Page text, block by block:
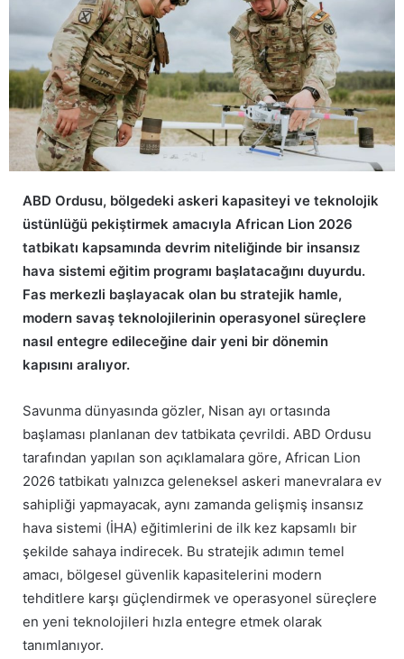
ABD Ordusu, bölgedeki askeri kapasiteyi ve teknolojik
üstünlüğü pekiştirmek amacıyla African Lion 2026
tatbikatı kapsamında devrim niteliğinde bir insansız
hava sistemi eğitim programı başlatacağını duyurdu.
Fas merkezli başlayacak olan bu stratejik hamle,
modern savaş teknolojilerinin operasyonel süreçlere
nasıl entegre edileceğine dair yeni bir dönemin
kapısını aralıyor.
Savunma dünyasında gözler, Nisan ayı ortasında
başlaması planlanan dev tatbikata çevrildi. ABD Ordusu
tarafından yapılan son açıklamalara göre, African Lion
2026 tatbikatı yalnızca geleneksel askeri manevralara ev
sahipliği yapmayacak, aynı zamanda gelişmiş insansız
hava sistemi (İHA) eğitimlerini de ilk kez kapsamlı bir
şekilde sahaya indirecek. Bu stratejik adımın temel
amacı, bölgesel güvenlik kapasitelerini modern
tehditlere karşı güçlendirmek ve operasyonel süreçlere
en yeni teknolojileri hızla entegre etmek olarak
tanımlanıyor.